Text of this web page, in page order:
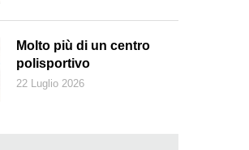
Molto più di un centro
polisportivo
22 Luglio 2026